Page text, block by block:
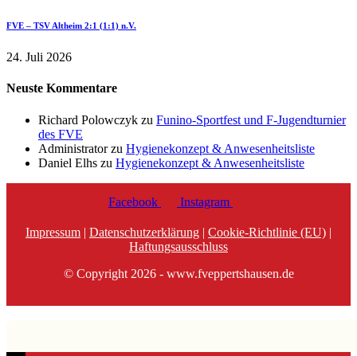
FVE – TSV Altheim 2:1 (1:1) n.V.
24. Juli 2026
Neuste Kommentare
Richard Polowczyk zu Funino-Sportfest und F-Jugendturnier
des FVE
Administratorzu Hygienekonzept & Anwesenheitsliste
Daniel Elhs zu Hygienekonzept & Anwesenheitsliste
Facebook Instagram
Impressum | Datenschutzerklärung | Cookie-Richtlinie (EU) |
Haftungsausschluss
© Copyright 2026 - www.fveppertshausen.de